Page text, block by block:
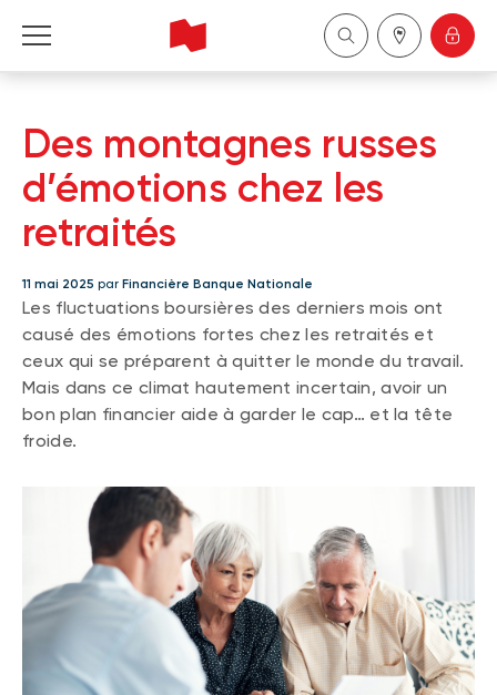
English
中国
Des montagnes russes
d’émotions chez les
retraités
11 mai 2025 par Financière Banque Nationale
Les fluctuations boursières des derniers mois ont
causé des émotions fortes chez les retraités et
ceux qui se préparent à quitter le monde du travail.
Mais dans ce climat hautement incertain, avoir un
bon plan financier aide à garder le cap… et la tête
froide.